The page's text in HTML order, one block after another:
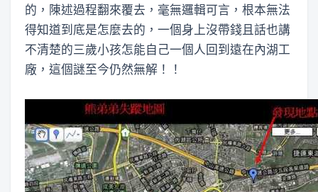
的，陳述過程翻來覆去，毫無邏輯可言，根本無法
得知道到底是怎麼去的，一個身上沒帶錢且話也講
不清楚的三歲小孩怎能自己一個人回到遠在內湖工
廠，這個謎至今仍然無解！！